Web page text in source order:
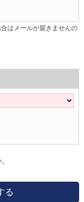
はメールが届きませんの
る